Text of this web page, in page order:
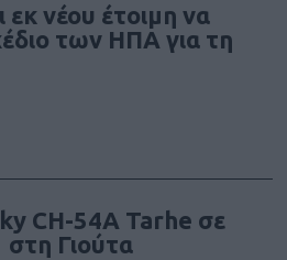
νέου έτοιμη να
των ΗΠΑ για τη
CH-54A Tarhe σε
Γιούτα